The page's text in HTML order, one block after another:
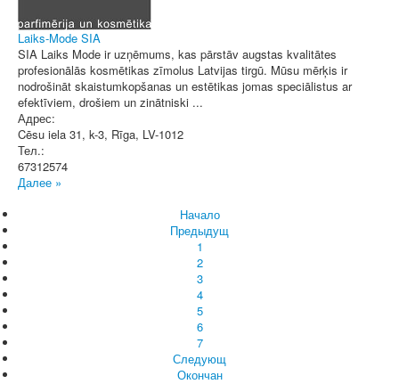
Laiks-Mode SIA
SIA Laiks Mode ir uzņēmums, kas pārstāv augstas kvalitātes
profesionālās kosmētikas zīmolus Latvijas tirgū. Mūsu mērķis ir
nodrošināt skaistumkopšanas un estētikas jomas speciālistus ar
efektīviem, drošiem un zinātniski ...
Адрес:
Cēsu iela 31, k-3, Rīga, LV-1012
Тел.:
67312574
Далее »
Начало
Предыдущ
1
2
3
4
5
6
7
Следующ
Окончан